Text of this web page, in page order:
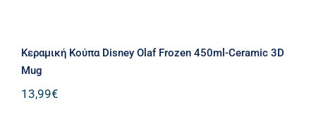
Kεραμική Κούπα Disney Olaf Frozen 450ml-Ceramic 3D
Mug
13,99€